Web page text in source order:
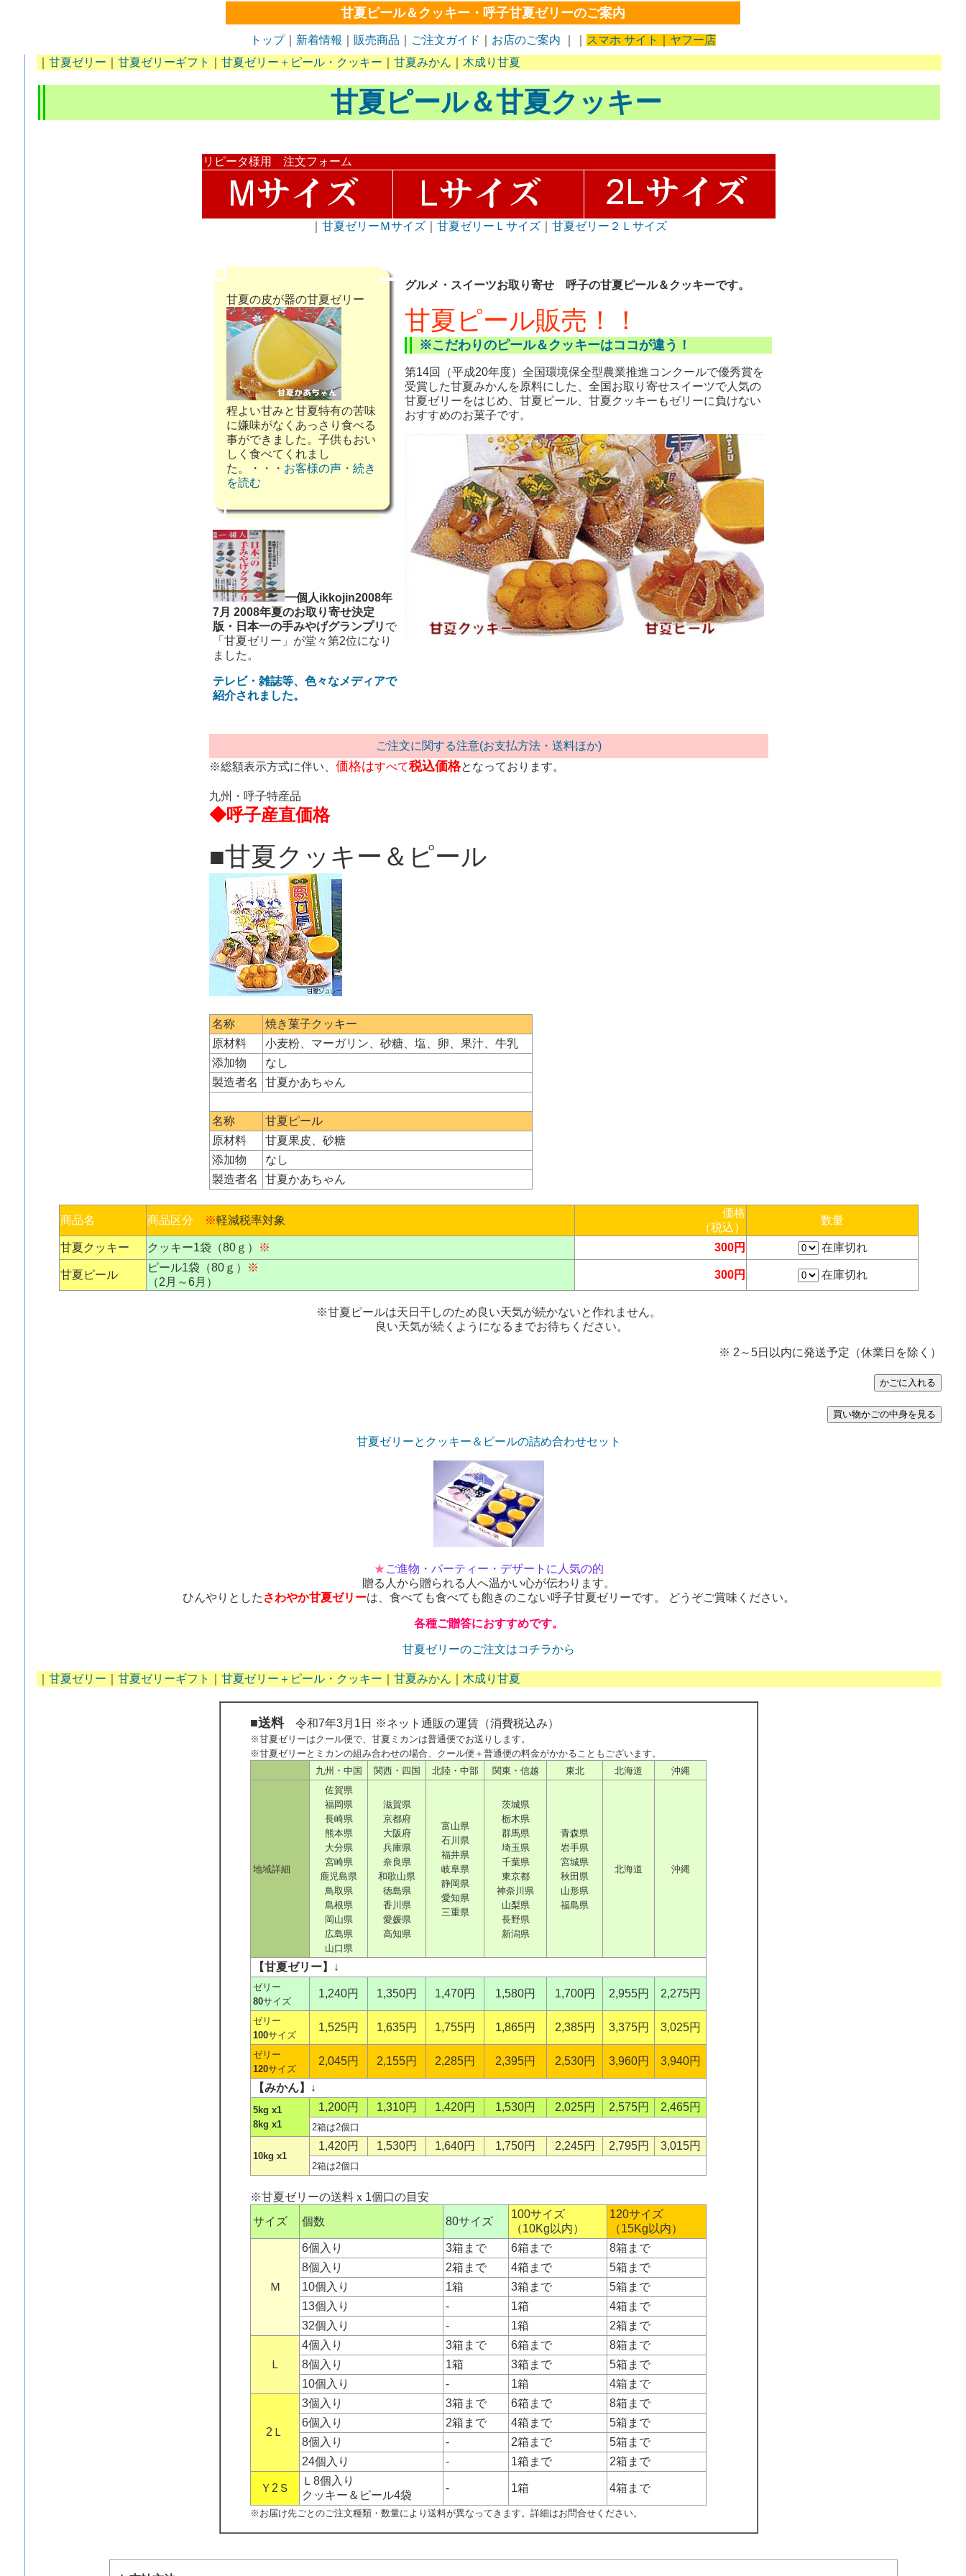
甘夏ピール＆クッキー・呼子甘夏ゼリーのご案内
トップ｜ 新着情報 販売商品 ご注文ガイド お店のご案内 スマホ サイト
ヤフー店
甘夏ゼリー 甘夏ゼリーギフト 甘夏ゼリー＋ピール・クッキー 甘夏みかん 木成り甘夏
甘夏ピール＆甘夏クッキー
リピータ様用 注文フォーム
｜甘夏ゼリーＭサイズ ｜甘夏ゼリーＬサイズ ｜甘夏ゼリー２Ｌサイズ
甘夏の皮が器の甘夏ゼリー
程よい甘みと甘夏特有の苦味
に嫌味がなくあっさり食べる
事ができました。子供もおい
しく食べてくれまし
た。
・・・ お客様の声・続き
を読む
一個人ikkojin2008年
7月 2008年夏のお取り寄せ決定
版・日本一の手みやげグランプリ で
「甘夏ゼリー」が堂々第2位になり
ました。
テレビ・雑誌等、色々なメディアで
紹介されました。
グルメ・スイーツお取り寄せ 呼子の甘夏ピール＆クッキーです。
甘夏ピール販売！！
※こだわりのピール＆クッキーはココが違う！
第14回（平成20年度）全国環境保全型農業推進コンクールで優秀賞を
受賞した甘夏みかんを原料にした、全国お取り寄せスイーツで人気の
甘夏ゼリーをはじめ、甘夏ピール、甘夏クッキーもゼリーに負けない
おすすめのお菓子です。
ご注文に関する注意(お支払方法・送料ほか)
※総額表示方式に伴い、価格はすべて税込価格となっております。
九州・呼子特産品
◆呼子産直価格
■甘夏クッキー＆ピール
名称
焼き菓子クッキー
原材料
小麦粉、マーガリン、砂糖、塩、卵、果汁、牛乳
添加物
なし
製造者名
甘夏かあちゃん
名称
甘夏ピール
原材料
甘夏果皮、砂糖
添加物
なし
製造者名
甘夏かあちゃん
商品名 商品区分 ※軽減税率対象
価格
（税込）
数量
甘夏クッキー クッキー1袋（80ｇ） ※ 300円 在庫切れ
甘夏ピール
ピール1袋（80ｇ） ※
（2月～6月）
300円 在庫切れ
※甘夏ピールは天日干しのため良い天気が続かないと作れません。
良い天気が続くようになるまでお待ちください。
※ 2～5日以内に発送予定（休業日を除く）
甘夏ゼリーとクッキー＆ピールの詰め合わせセット
★ご進物・パーティー・デザートに人気の的
贈る人から贈られる人へ温かい心が伝わります。
ひんやりとした さわやか甘夏ゼリーは、食べても食べても飽きのこない呼子甘夏ゼリーです。 どうぞご賞味ください。
各種ご贈答におすすめです。
甘夏ゼリーのご注文はコチラから
甘夏ゼリー 甘夏ゼリーギフト 甘夏ゼリー＋ピール・クッキー 甘夏みかん 木成り甘夏
■送料令和7年3月1日 ※ネット通販の運賃（消費税込み）
※甘夏ゼリーはクール便で、甘夏ミカンは普通便でお送りします。
※甘夏ゼリーとミカンの組み合わせの場合、クール便＋普通便の料金がかかることもございます。
九州・中国
関西・四国 北陸・中部 関東・信越 東北 北海道 沖縄
地域詳細
佐賀県
福岡県
長崎県
熊本県
大分県
宮崎県
鹿児島県
鳥取県
島根県
岡山県
広島県
山口県
滋賀県
京都府
大阪府
兵庫県
奈良県
和歌山県
徳島県
香川県
愛媛県
高知県
富山県
石川県
福井県
岐阜県
静岡県
愛知県
三重県
茨城県
栃木県
群馬県
埼玉県
千葉県
東京都
神奈川県
山梨県
長野県
新潟県
青森県
岩手県
宮城県
秋田県
山形県
福島県
北海道 沖縄
【甘夏ゼリー】↓
ゼリー
80サイズ
1,240円 1,350円 1,470円 1,580円 1,700円 2,955円 2,275円
ゼリー
100サイズ
1,525円 1,635円 1,755円 1,865円 2,385円 3,375円 3,025円
ゼリー
120サイズ
2,045円 2,155円 2,285円 2,395円 2,530円 3,960円 3,940円
【みかん】↓
5kg x1
8kg x1
1,200円 1,310円 1,420円 1,530円 2,025円 2,575円 2,465円
2箱は2個口
10kg x1
1,420円 1,530円 1,640円 1,750円 2,245円 2,795円 3,015円
2箱は2個口
※甘夏ゼリーの送料ｘ1個口の目安
サイズ
個数 80サイズ
100サイズ
（10Kg以内）
120サイズ
（15Kg以内）
Ｍ
6個入り 3箱まで 6箱まで
8箱まで
8個入り
2箱まで 4箱まで
5箱まで
10個入り
1箱 3箱まで
5箱まで
13個入り
- 1箱
4箱まで
32個入り
- 1箱 2箱まで
Ｌ
4個入り 3箱まで 6箱まで
8箱まで
8個入り
1箱 3箱まで
5箱まで
10個入り
- 1箱 4箱まで
2Ｌ
3個入り 3箱まで 6箱まで
8箱まで
6個入り
2箱まで 4箱まで
5箱まで
8個入り
- 2箱まで
5箱まで
24個入り
- 1箱まで 2箱まで
Ｙ2Ｓ
Ｌ8個入り
クッキー＆ピール4袋
- 1箱 4箱まで
※お届け先ごとのご注文種類・数量により送料が異なってきます。詳細はお問合せください。